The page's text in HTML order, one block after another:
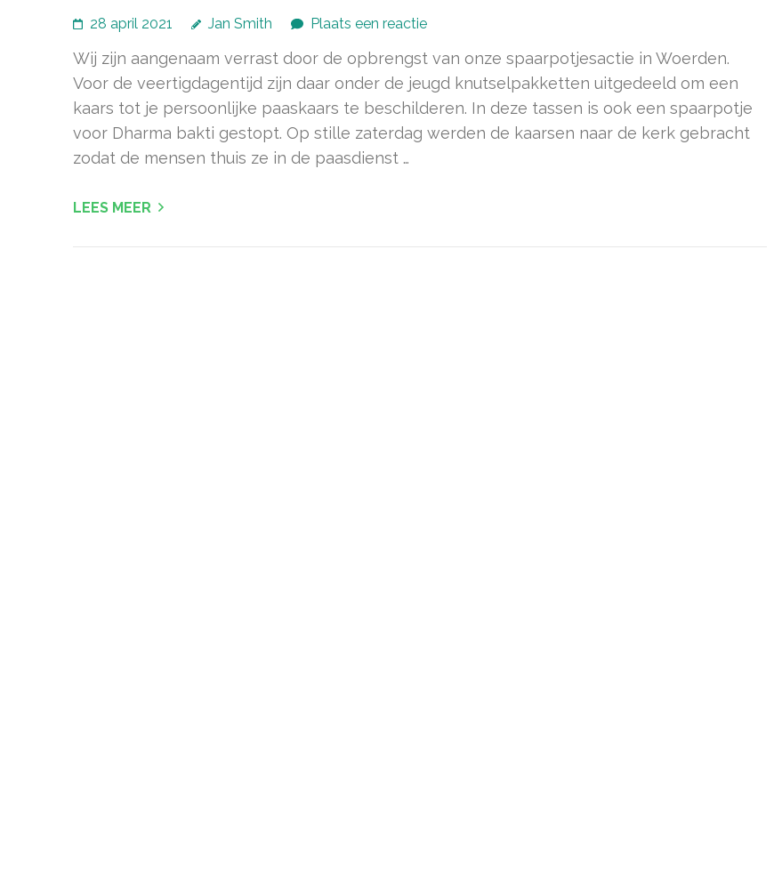
28 april 2021 Jan Smith Plaats een reactie
Wij zijn aangenaam verrast door de opbrengst van onze spaarpotjesactie in Woerden.
Voor de veertigdagentijd zijn daar onder de jeugd knutselpakketten uitgedeeld om een
kaars tot je persoonlijke paaskaars te beschilderen. In deze tassen is ook een spaarpotje
voor Dharma bakti gestopt. Op stille zaterdag werden de kaarsen naar de kerk gebracht
zodat de mensen thuis ze in de paasdienst …
LEES MEER